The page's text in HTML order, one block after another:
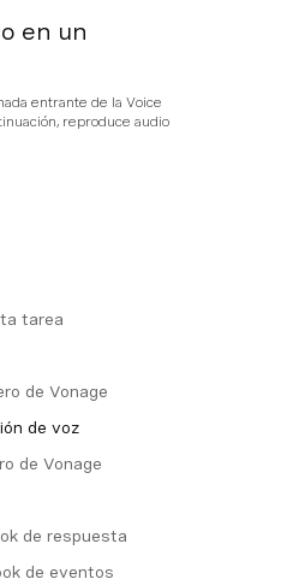
en un
entrante de la Voice
reproduce audio
tarea
de Vonage
de voz
de Vonage
de respuesta
de eventos